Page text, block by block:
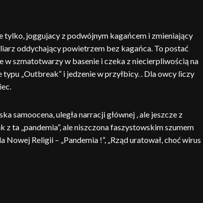
tylko, joggujacy z podwójnym kagańcem i zmieniający
oddychający powietrzem bez kagańca. To postać
szmatotwarzy w basenie i czeka z niecierpliwością na
„Outbreak” i jedzenie w przyłbicy. . Dla owcy liczy
samoocena, uległa narracji głównej , ale jeszcze z
ta „pandemia”, ale niszczona faszystowskim szumem
Religii – „Pandemia !”, „Rząd uratował, choć wirus